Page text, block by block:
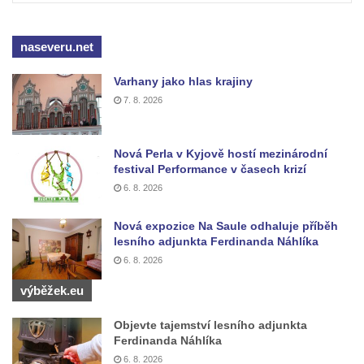
Chlumu
Kříž jižně od Prysku
Boží muka svatého Floriána v Mezné
Neugebauerův kříž východně od Sloupu v
Kříž u kostela Zvěstování Panny Marie v
Duchcově
Údajný kříž před kostelem svatých Petra a
Pavla v Jeníkově
Kříž na návsi v Jeníkově
Kříž na křižovatce v Teplické ulici v Lahošti
od Mikulášovic
Kříž na rozcestí u domu čp. 123 v
naseveru.net
Varhany jako hlas krajiny
7. 8. 2026
Nová Perla v Kyjově hostí mezinárodní
festival Performance v časech krizí
6. 8. 2026
Nová expozice Na Saule odhaluje příběh
lesního adjunkta Ferdinanda Náhlíka
6. 8. 2026
výběžek.eu
Objevte tajemství lesního adjunkta
Ferdinanda Náhlíka
6. 8. 2026